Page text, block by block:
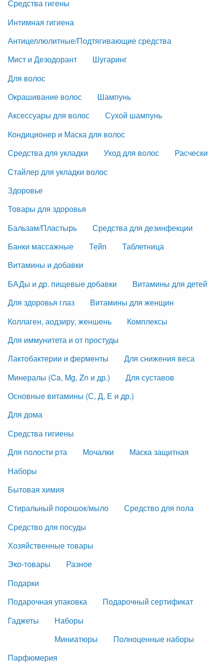
Средства гигены
Интимная гигиена
Антицеллюлитные/Подтягивающие средства
Мист и Дезодорант
Шугаринг
Для волос
Окрашивание волос
Шампунь
Аксессуары для волос
Сухой шампунь
Кондиционер и Маска для волос
Средства для укладки
Уход для волос
Расчески
Стайлер для укладки волос
Здоровье
Товары для здоровья
Бальзам/Пластырь
Средства для дезинфекции
Банки массажные
Тейп
Таблетница
Витамины и добавки
БАДы и др. пищевые добавки
Витамины для детей
Для здоровья глаз
Витамины для женщин
Коллаген, аодзиру, женшень
Комплексы
Для иммунитета и от простуды
Лактобактерии и ферменты
Для снижения веса
Минералы (Ca, Mg, Zn и др.)
Для суставов
Основные витамины (С, Д, Е и др.)
Для дома
Средства гигиены
Для полости рта
Мочалки
Маска защитная
Наборы
Бытовая химия
Стиральный порошок/мыло
Средство для пола
Средство для посуды
Хозяйственные товары
Эко-товары
Разное
Подарки
Подарочная упаковка
Подарочный сертификат
Гаджеты
Наборы
Миниатюры
Полноценные наборы
Парфюмерия